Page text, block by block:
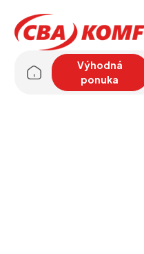
Výhodná
ponuka